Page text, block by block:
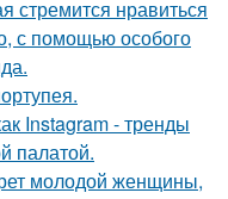
стремится нравиться
с помощью особого
Instagram - тренды
палатой.
молодой женщины,